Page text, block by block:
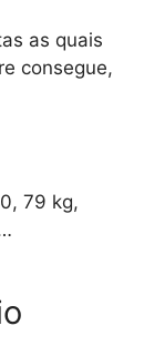
as quais
consegue,
79 kg,